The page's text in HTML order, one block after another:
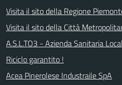
Visita il sito della Regione
Visita il sito della Città
A.S.L.TO3 - Azienda Sanitaria
Riciclo garantito !
Acea Pinerolese Industraile SpA